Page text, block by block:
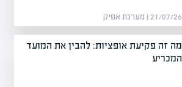
21/07/26 | מערכת אפיק
מה זה פקיעת אופציות: להבין את המועד
המכריע